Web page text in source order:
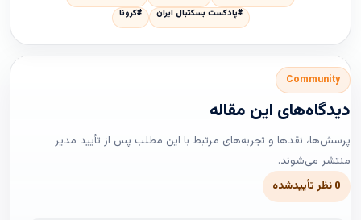
#پادکست بسکتبال ایران
#کرونا
Community
دیدگاه‌های این مقاله
پرسش‌ها، نقدها و تجربه‌های مرتبط با این مطلب پس از تأیید مدیر
منتشر می‌شوند.
0 نظر تأییدشده